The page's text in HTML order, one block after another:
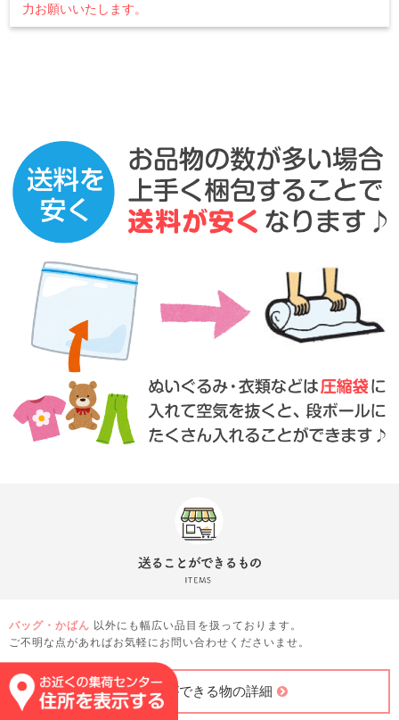
力お願いいたします。
バッグ・かばん 以外にも幅広い品目を扱っております。
ご不明な点があればお気軽にお問い合わせくださいませ。
送ることができる物の詳細